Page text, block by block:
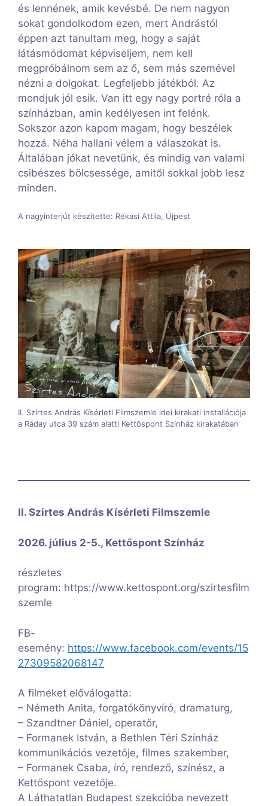
és lennének, amik kevésbé. De nem nagyon
sokat gondolkodom ezen, mert Andrástól
éppen azt tanultam meg, hogy a saját
látásmódomat képviseljem, nem kell
megpróbálnom sem az ő, sem más szemével
nézni a dolgokat. Legfeljebb játékból. Az
mondjuk jól esik. Van itt egy nagy portré róla a
színházban, amin kedélyesen int felénk.
Sokszor azon kapom magam, hogy beszélek
hozzá. Néha hallani vélem a válaszokat is.
Általában jókat nevetünk, és mindig van valami
csibészes bölcsessége, amitől sokkal jobb lesz
minden.
A nagyinterjút készítette: Rékasi Attila, Újpest
II. Szirtes András Kísérleti Filmszemle idei kirakati installációja
a Ráday utca 39 szám alatti Kettőspont Színház kirakatában
II. Szirtes András Kísérleti Filmszemle
2026. július 2-5., Kettőspont Színház
részletes
program: https://www.kettospont.org/szirtesfilm
szemle
FB-
esemény: https://www.facebook.com/events/15
27309582068147
A filmeket előválogatta:
– Németh Anita, forgatókönyvíró, dramaturg,
– Szandtner Dániel, operatőr,
– Formanek István, a Bethlen Téri Színház
kommunikációs vezetője, filmes szakember,
– Formanek Csaba, író, rendező, színész, a
Kettőspont vezetője.
A Láthatatlan Budapest szekcióba nevezett